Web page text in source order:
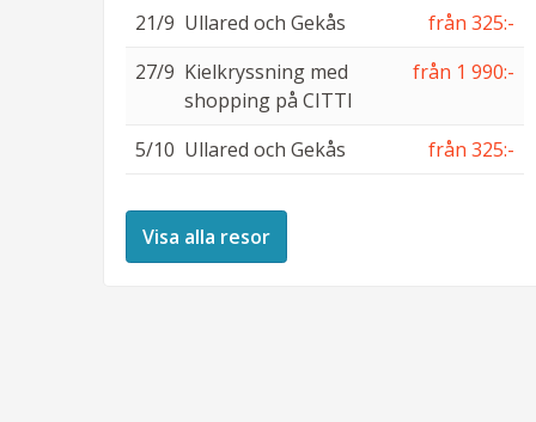
21/9 Ullared och Gekås
från 325:-
27/9 Kielkryssning med
shopping på CITTI
från 1 990:-
5/10 Ullared och Gekås från 325:-
Visa alla resor